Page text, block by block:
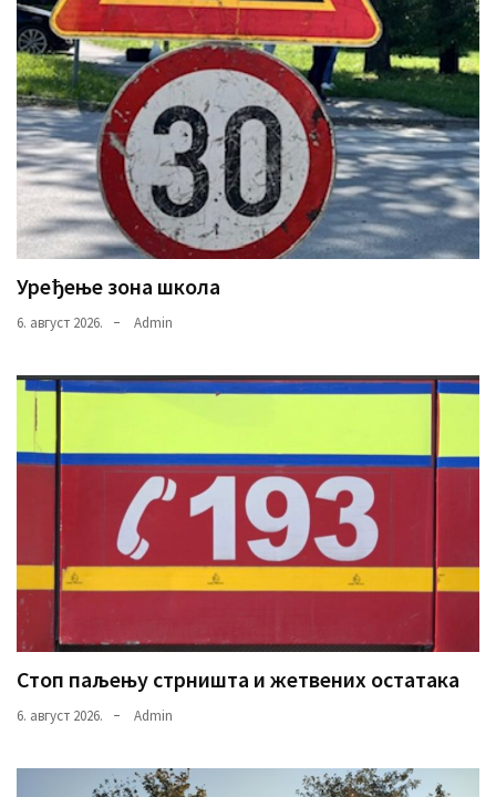
Уређење зона школа
6. август 2026. Admin
Стоп паљењу стрништа и жетвених остатака
6. август 2026. Admin